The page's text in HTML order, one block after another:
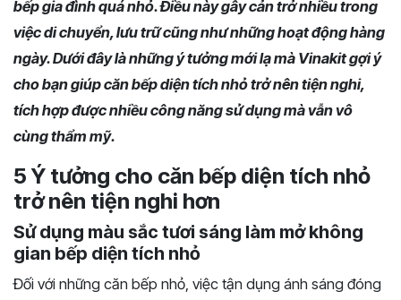
bếp gia đình quá nhỏ. Điều này gây cản trở nhiều trong
việc di chuyển, lưu trữ cũng như những hoạt động hàng
ngày. Dưới đây là những ý tưởng mới lạ mà Vinakit gợi ý
cho bạn giúp căn bếp diện tích nhỏ trở nên tiện nghi,
tích hợp được nhiều công năng sử dụng mà vẫn vô
cùng thẩm mỹ.
5 Ý tưởng cho căn bếp diện tích nhỏ
trở nên tiện nghi hơn
Sử dụng màu sắc tươi sáng làm mở không
gian bếp diện tích nhỏ
Đối với những căn bếp nhỏ, việc tận dụng ánh sáng đóng